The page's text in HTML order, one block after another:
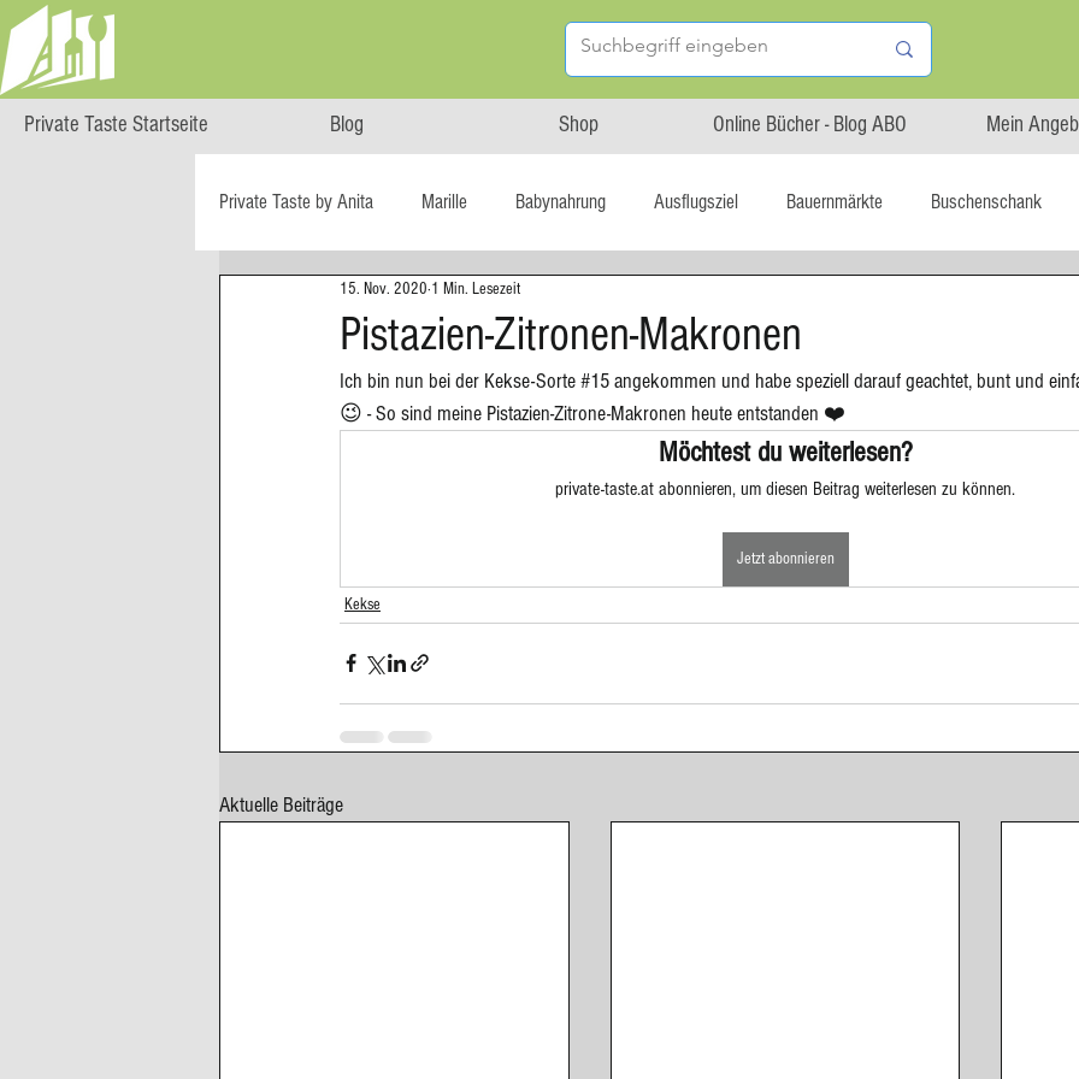
Private Taste Startseite Blog Shop Online Bücher - Blog ABO Mein
Private Taste by Anita Marille Babynahrung Ausflugsziel Bauernmärkte Buschenschank
Cooking Class HERZGENUSS
Reise-Blog Regional statt global Startup Asiatische Küche Aufstrich
Blätterteig Blechkuchen Brot Biskuit Burger
Cupcakes, Muffins Dessert Komponenten Eingelegtes, Eingekochtes, Dörren Eis
Pistazien-Zitronen-Makronen
15. Nov. 2020 1 Min. Lesezeit
Ich bin nun bei der Kekse-Sorte #15 angekommen und habe speziell darauf geachtet, bunt und
😉 - So sind meine Pistazien-Zitrone-Makronen heute entstanden ❤️
Möchtest du weiterlesen?
private-taste.at abonnieren, um diesen Beitrag weiterlesen zu können.
Jetzt abonnieren
Kekse
Aktuelle Beiträge